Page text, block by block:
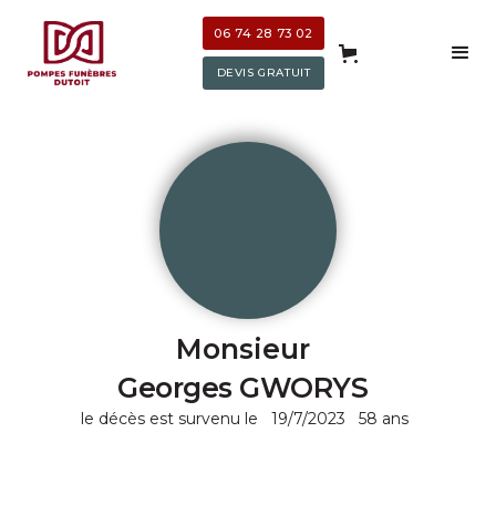
06 74 28 73 02
DEVIS GRATUIT
Monsieur
Georges GWORYS
le décès est survenu le 19/7/2023 58 ans